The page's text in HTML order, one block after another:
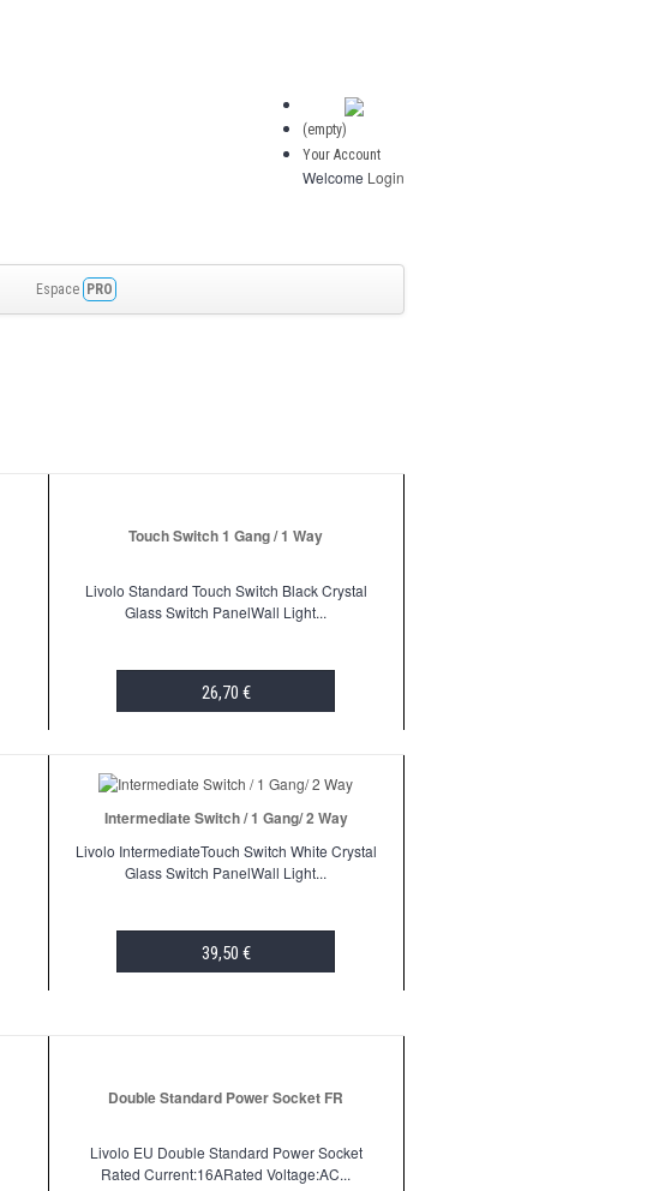
(empty)
Your Account
Welcome Login
Espace PRO
Touch Switch 1 Gang / 1 Way
Livolo Standard Touch Switch Black Crystal
Glass Switch PanelWall Light...
26,70 €
Intermediate Switch / 1 Gang/ 2 Way
Livolo IntermediateTouch Switch White Crystal
Glass Switch PanelWall Light...
39,50 €
Double Standard Power Socket FR
Livolo EU Double Standard Power Socket
Rated Current:16ARated Voltage:AC...